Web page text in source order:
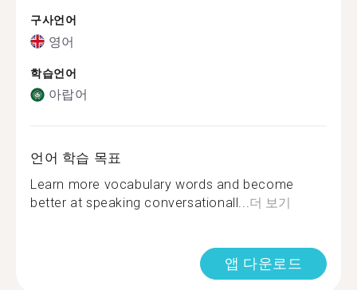
구사언어
영어
학습언어
아랍어
언어 학습 목표
Learn more vocabulary words and become
better at speaking conversationall...더 보기
앱 다운로드